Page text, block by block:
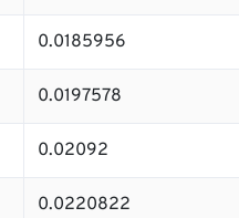
0.0185956
0.0197578
0.02092
0.0220822